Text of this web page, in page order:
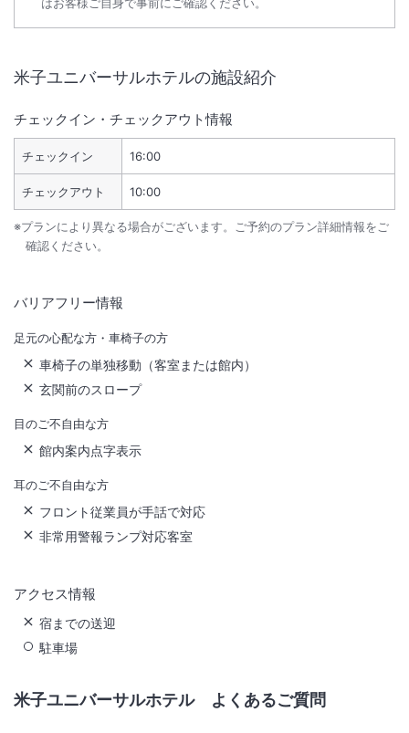
米子ユニバーサルホテルの施設紹介
チェックイン・チェックアウト情報
チェックイン 16:00
チェックアウト 10:00
※プランにより異なる場合がございます。ご予約のプラン詳細情報をご
確認ください。
バリアフリー情報
足元の心配な方・車椅子の方
車椅子の単独移動（客室または館内）
玄関前のスロープ
目のご不自由な方
館内案内点字表示
耳のご不自由な方
フロント従業員が手話で対応
非常用警報ランプ対応客室
アクセス情報
宿までの送迎
駐車場
米子ユニバーサルホテルよくあるご質問